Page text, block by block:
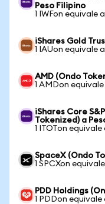
Peso Filipino
1 IWFon equivale
iShares Gold
1 IAUon equivale
AMD (Ondo
1 AMDon
iShares Core
Tokenized) a
1 ITOTon equivale
SpaceX (Ondo
1 SPCXon
PDD Holdings
1 PDDon equivale